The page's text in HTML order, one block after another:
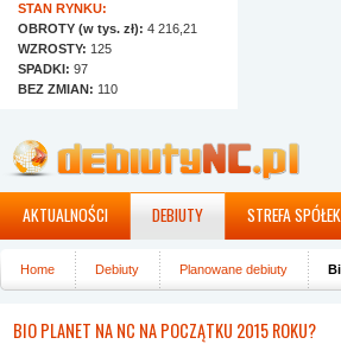
STAN RYNKU:
OBROTY (w tys. zł): 4 216,21
WZROSTY: 125
SPADKI: 97
BEZ ZMIAN: 110
AKTUALNOŚCI DEBIUTY STREFA SPÓŁEK
Home Debiuty Planowane debiuty
BIO PLANET NA NC NA POCZĄTKU 2015 ROKU?